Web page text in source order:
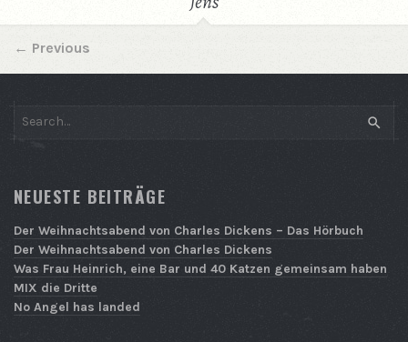
← Previous
NEUESTE BEITRÄGE
Der Weihnachtsabend von Charles Dickens – Das Hörbuch
Der Weihnachtsabend von Charles Dickens
Was Frau Heinrich, eine Bar und 40 Katzen gemeinsam haben
MIX die Dritte
No Angel has landed